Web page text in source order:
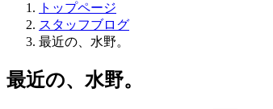
トップページ
スタッフブログ
最近の、水野。
最近の、水野。